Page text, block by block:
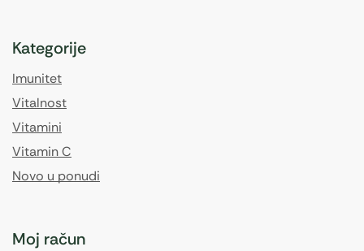
Kategorije
Imunitet
Vitalnost
Vitamini
Vitamin C
Novo u ponudi
Moj račun